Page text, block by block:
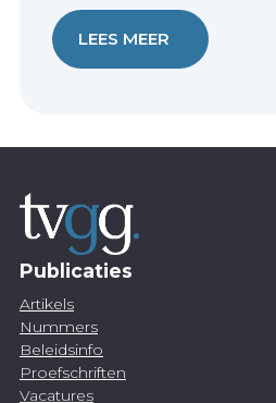
LEES MEER
Publicaties
Artikels
Nummers
Beleidsinfo
Proefschriften
Vacatures